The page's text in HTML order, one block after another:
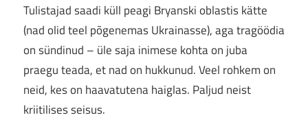
Tulistajad saadi küll peagi Bryanski oblastis kätte
(nad olid teel põgenemas Ukrainasse), aga tragöödia
on sündinud – üle saja inimese kohta on juba
praegu teada, et nad on hukkunud. Veel rohkem on
neid, kes on haavatutena haiglas. Paljud neist
kriitilises seisus.